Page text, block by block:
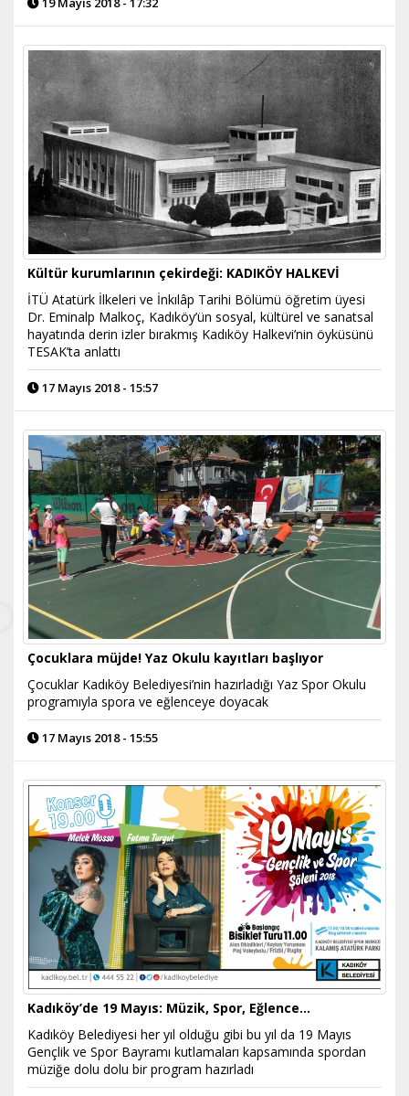
Kültür kurumlarının çekirdeği: KADIKÖY HALKEVİ
İTÜ Atatürk İlkeleri ve İnkılâp Tarihi Bölümü öğretim üyesi
Dr. Eminalp Malkoç, Kadıköy’ün sosyal, kültürel ve sanatsal
hayatında derin izler bırakmış Kadıköy Halkevi’nin öyküsünü
TESAK’ta anlattı
17 Mayıs 2018 - 15:57
Çocuklara müjde! Yaz Okulu kayıtları başlıyor
Çocuklar Kadıköy Belediyesi’nin hazırladığı Yaz Spor Okulu
programıyla spora ve eğlenceye doyacak
17 Mayıs 2018 - 15:55
Kadıköy’de 19 Mayıs: Müzik, Spor, Eğlence…
Kadıköy Belediyesi her yıl olduğu gibi bu yıl da 19 Mayıs
Gençlik ve Spor Bayramı kutlamaları kapsamında spordan
müziğe dolu dolu bir program hazırladı